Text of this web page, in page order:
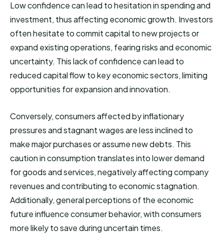
Low confidence can lead to hesitation in spending and
investment, thus affecting economic growth. Investors
often hesitate to commit capital to new projects or
expand existing operations, fearing risks and economic
uncertainty. This lack of confidence can lead to
reduced capital flow to key economic sectors, limiting
opportunities for expansion and innovation.
Conversely, consumers affected by inflationary
pressures and stagnant wages are less inclined to
make major purchases or assume new debts. This
caution in consumption translates into lower demand
for goods and services, negatively affecting company
revenues and contributing to economic stagnation.
Additionally, general perceptions of the economic
future influence consumer behavior, with consumers
more likely to save during uncertain times.